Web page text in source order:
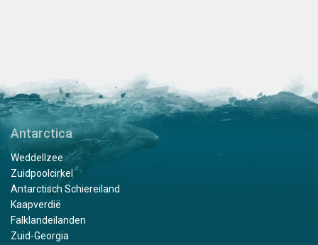
Antarctica
Weddellzee
Zuidpoolcirkel
Antarctisch Schiereiland
Kaapverdië
Falklandeilanden
Zuid-Georgia